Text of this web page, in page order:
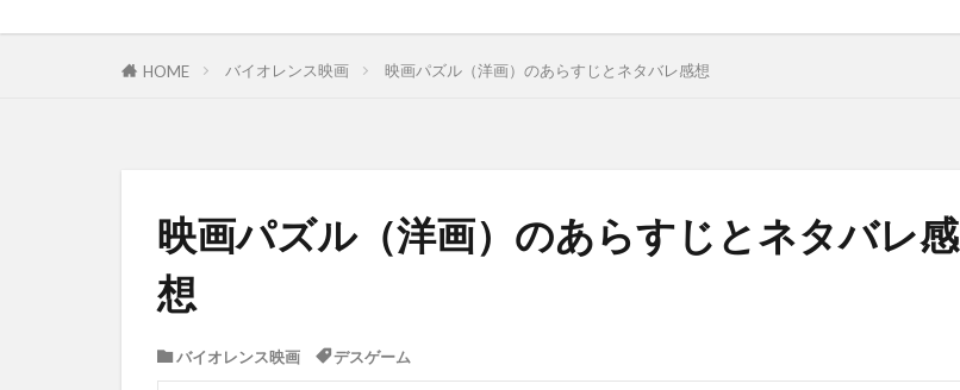
HOME バイオレンス映画 映画パズル（洋画）のあらすじとネタバレ感想
映画パズル（洋画）のあらすじとネタバレ感
想
バイオレンス映画 デスゲーム